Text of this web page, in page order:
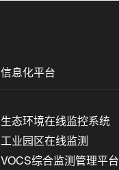
信息化平台
生态环境在线监控系统
工业园区在线监测
VOCS综合监测管理平台